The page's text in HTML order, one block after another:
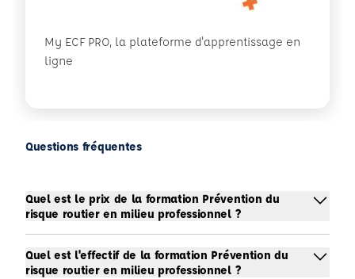
My ECF PRO, la plateforme d'apprentissage en
ligne
Questions fréquentes
Quel est le prix de la formation Prévention du
risque routier en milieu professionnel ?
Quel est l'effectif de la formation Prévention du
risque routier en milieu professionnel ?